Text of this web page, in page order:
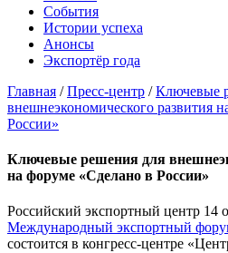
События
Истории успеха
Анонсы
Экспортёр года
Главная /Пресс-центр /Ключевые
внешнеэкономического развития
России»
Ключевые решения для
на форуме «Сделано в России»
Российский экспортный центр 14
Международный экспортный
состоится в конгресс-центре